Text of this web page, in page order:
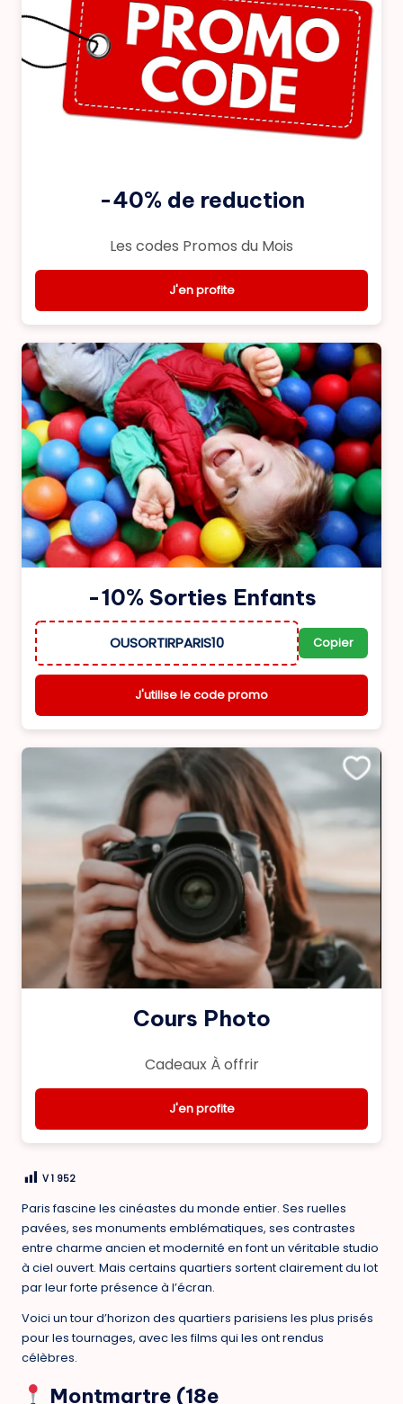
-40% de reduction
Les codes Promos du Mois
J'en profite
-10% Sorties Enfants
OUSORTIRPARIS10 Copier
J'utilise le code promo
Cours Photo
Cadeaux À offrir
J'en profite
V 1 952
Paris fascine les cinéastes du monde entier. Ses ruelles
pavées, ses monuments emblématiques, ses contrastes
entre charme ancien et modernité en font un véritable studio
à ciel ouvert. Mais certains quartiers sortent clairement du lot
par leurforte présence à l’écran.
Voici un tour d’horizon des quartiers parisiens les plus prisés
pour les tournages, avec les films qui les ont rendus
célèbres.
Montmartre (18e